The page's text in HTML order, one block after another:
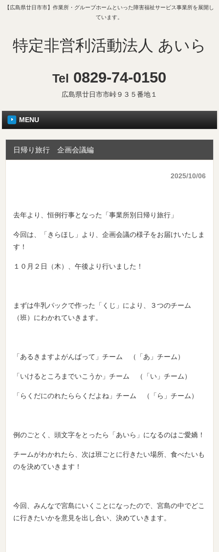
【広島県廿日市市】作業所・グループホームといった障害福祉サービス事業所を展開し
ています。
特定非営利活動法人 あいら
Tel 0829-74-0150
広島県廿日市市峠９３５番地１
MENU
日帰り旅行 企画会議編
2025/10/06
去年より、恒例行事となった「事業所別日帰り旅行」
今回は、「きらほし」より、企画会議の様子をお届けいたしま
す！
１０月２日（木）、午後より行いました！
まずは牛乳パックで作った「くじ」により、３つのチーム
（班）にわかれていきます。
「あるきますよがんばって」チーム （「あ」チーム）
「いけるところまでいこうか」チーム （「い」チーム）
「らくだにのれたららくだよね」チーム （「ら」チーム）
例のごとく、頭文字をとったら「あいら」になるのはご愛嬌！
チームがわかれたら、次は班ごとに行きたい場所、食べたいも
のを決めていきます！
今回、みんなで宮島にいくことになったので、宮島の中でどこ
に行きたいかを意見を出し合い、決めていきます。